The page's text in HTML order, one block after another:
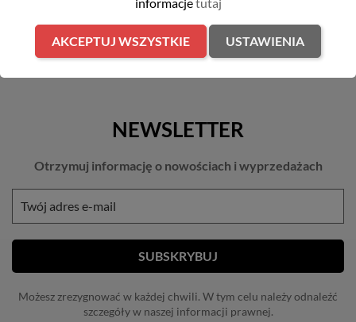
NEWSLETTER
Otrzymuj informację o nowościach i wyprzedażach
Możesz zrezygnować w każdej chwili. W tym celu należy odnaleźć
szczegóły w naszej informacji prawnej.
AKCEPTUJ WSZYSTKIE USTAWIENIA